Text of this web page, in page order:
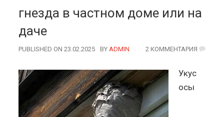
гнезда в частном доме или на
даче
PUBLISHED ON 23.02.2025 BY AUTHOR
ADMIN 2 КОММЕНТАРИЯ
Укус
осы